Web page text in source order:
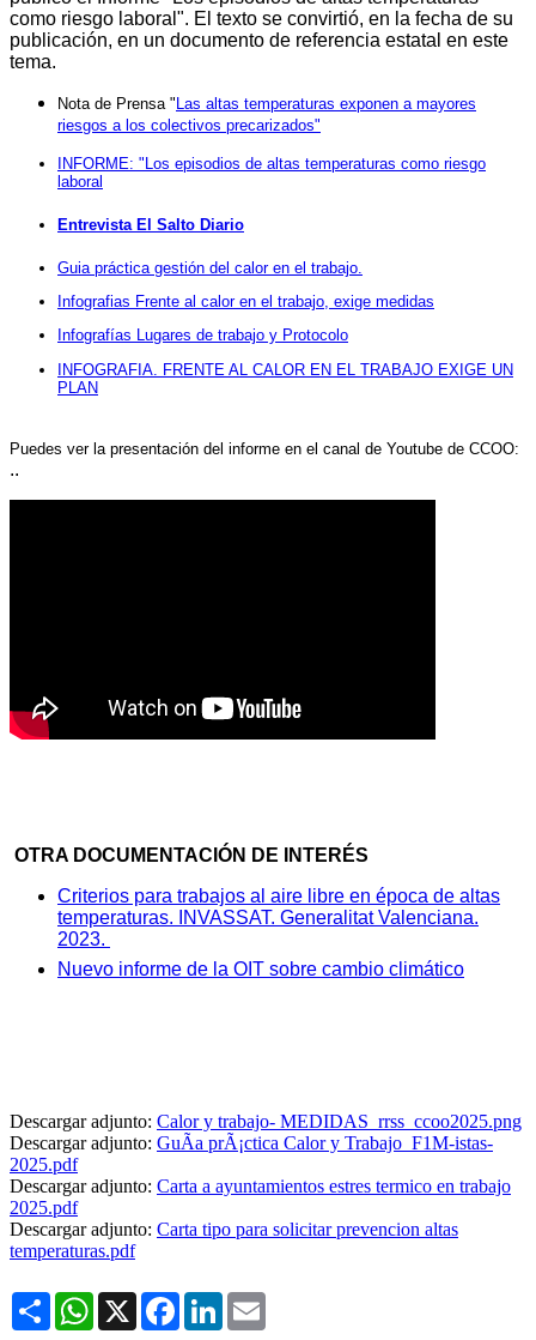
como riesgo laboral". El texto se convirtió, en la fecha de su
publicación, en un documento de referencia estatal en este
tema.
Nota de Prensa " Las altas temperaturas exponen a mayores
riesgos a los colectivos precarizados"
INFORME: "Los episodios de altas temperaturas como riesgo
laboral
Entrevista El Salto Diario
Guia práctica gestión del calor en el trabajo.
Infografias Frente al calor en el trabajo, exige medidas
Infografías Lugares de trabajo y Protocolo
INFOGRAFIA. FRENTE AL CALOR EN EL TRABAJO EXIGE UN
PLAN
Puedes ver la presentación del informe en el canal de Youtube de CCOO:
..
OTRA DOCUMENTACIÓN DE INTERÉS
Criterios para trabajos al aire libre en época de altas
temperaturas. INVASSAT. Generalitat Valenciana.
2023.
Nuevo informe de la OIT sobre cambio climático
Descargar adjunto: Calor y trabajo- MEDIDAS_rrss_ccoo2025.png
Descargar adjunto: GuÃ­a prÃ¡ctica Calor y Trabajo_F1M-istas-
2025.pdf
Descargar adjunto: Carta a ayuntamientos estres termico en trabajo
2025.pdf
Descargar adjunto: Carta tipo para solicitar prevencion altas
temperaturas.pdf
Share WhatsApp
X FacebookLinkedIn